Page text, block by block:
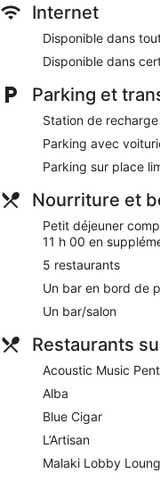
espresso et un coffre-
remplacement des
sont disponibles sur
lit en soirée est fourni,
tous les jours.
Une piscine pour
trouvent sur place.
également un
Les activités de loisir
activités peuvent faire
Les services de spa
un moment de
certaines dédiées aux
services proposés
corporels.
quelques minutes de
Lusail. Dans cet
de choix comme
gratuit avec voiturier,
Wi-Fi gratuit
Parking avec
Si vous avez un
Internet
Disponible dans
Disponible dans
Parking et
Station de
Parking avec
Parking sur place
Nourriture et
Petit déjeuner
11 h 00 en
5 restaurants
Un bar en bord de
Un bar/salon
Restaurants
Acoustic Music
Alba
Blue Cigar
L’Artisan
Malaki Lobby